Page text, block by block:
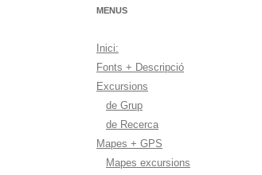
MENUS
Inici:
Fonts + Descripció
Excursions
de Grup
de Recerca
Mapes + GPS
Mapes excursions